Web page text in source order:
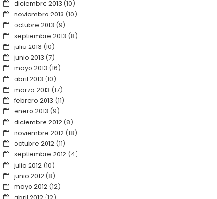
diciembre 2013 (10)
noviembre 2013 (10)
octubre 2013 (9)
septiembre 2013 (8)
julio 2013 (10)
junio 2013 (7)
mayo 2013 (16)
abril 2013 (10)
marzo 2013 (17)
febrero 2013 (11)
enero 2013 (9)
diciembre 2012(8)
noviembre 2012(18)
octubre 2012(11)
septiembre 2012(4)
julio 2012(10)
junio 2012(8)
mayo 2012(12)